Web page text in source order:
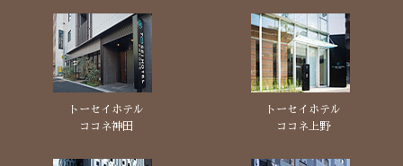
トーセイホテル
ココネ神田
トーセイホテル
ココネ上野